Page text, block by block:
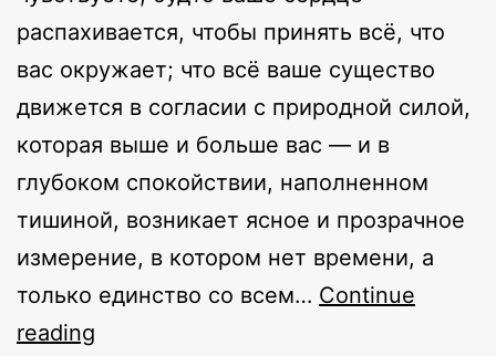
распахивается, чтобы принять всё, что
вас окружает; что всё ваше существо
движется в согласии с природной силой,
которая выше и больше вас — и в
глубоком спокойствии, наполненном
тишиной, возникает ясное и прозрачное
измерение, в котором нет времени, а
только единство со всем… Continue
reading